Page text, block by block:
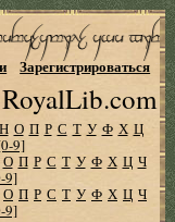
Зарегистрироваться
Н О П Р С Т У Ф Х Ц
9]
О П Р С Т У Ф Х Ц Ч
9]
О П Р С Т У Ф Х Ц Ч
9]